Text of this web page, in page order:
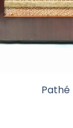
Pathé